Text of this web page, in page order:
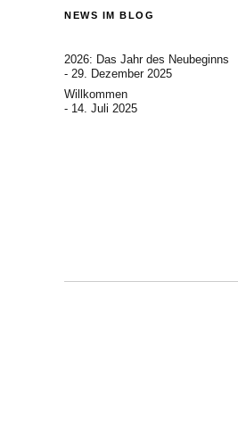
NEWS IM BLOG
2026: Das Jahr des Neubeginns
29. Dezember 2025
Willkommen
14. Juli 2025